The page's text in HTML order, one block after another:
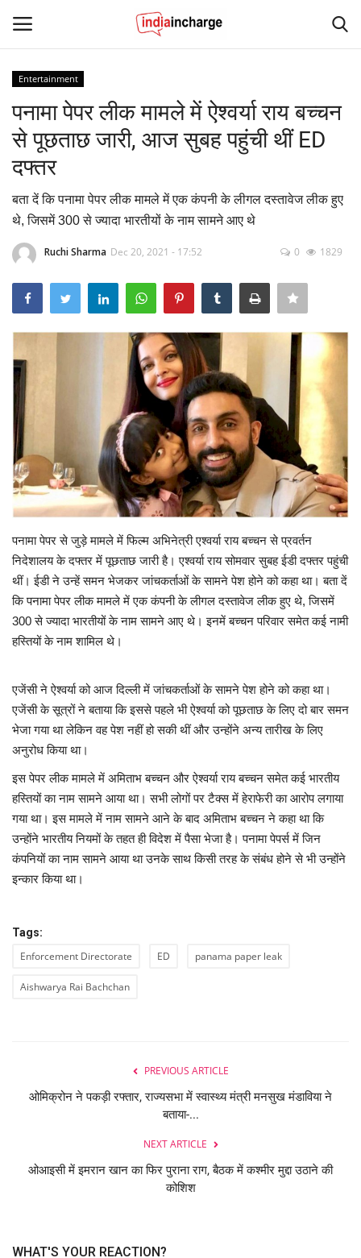
Home
News
Editorial Pick
Viral Videos
Sports
Viral Stories
Health & Wellness
Entertainment
पनामा पेपर लीक मामले में ऐश्वर्या राय बच्चन
से पूछताछ जारी, आज सुबह पहुंची थीं ED
दफ्तर
बता दें कि पनामा पेपर लीक मामले में एक कंपनी के लीगल दस्तावेज लीक हुए
थे, जिसमें 300 से ज्यादा भारतीयों के नाम सामने आए थे
Ruchi Sharma Dec 20, 2021 - 17:52 0 1829
पनामा पेपर से जुड़े मामले में फिल्म अभिनेत्री एश्वर्या राय बच्चन से प्रवर्तन
निदेशालय के दफ्तर में पूछताछ जारी है। एश्वर्या राय सोमवार सुबह ईडी दफ्तर पहुंची
थीं। ईडी ने उन्हें समन भेजकर जांचकर्ताओं के सामने पेश होने को कहा था। बता दें
कि पनामा पेपर लीक मामले में एक कंपनी के लीगल दस्तावेज लीक हुए थे, जिसमें
300 से ज्यादा भारतीयों के नाम सामने आए थे। इनमें बच्चन परिवार समेत कई नामी
हस्तियों के नाम शामिल थे।
एजेंसी ने ऐश्वर्या को आज दिल्ली में जांचकर्ताओं के सामने पेश होने को कहा था।
एजेंसी के सूत्रों ने बताया कि इससे पहले भी ऐश्वर्या को पूछताछ के लिए दो बार समन
भेजा गया था लेकिन वह पेश नहीं हो सकी थीं और उन्होंने अन्य तारीख के लिए
अनुरोध किया था।
इस पेपर लीक मामले में अमिताभ बच्चन और ऐश्वर्या राय बच्चन समेत कई भारतीय
हस्तियों का नाम सामने आया था। सभी लोगों पर टैक्स में हेराफेरी का आरोप लगाया
गया था। इस मामले में नाम सामने आने के बाद अमिताभ बच्चन ने कहा था कि
उन्होंने भारतीय नियमों के तहत ही विदेश में पैसा भेजा है। पनामा पेपर्स में जिन
कंपनियों का नाम सामने आया था उनके साथ किसी तरह के संबंध होने से भी उन्होंने
इन्कार किया था।
Tags:
Enforcement Directorate ED panama paper leak
Aishwarya Rai Bachchan
PREVIOUS ARTICLE
ओमिक्रोन ने पकड़ी रफ्तार, राज्यसभा में स्वास्थ्य मंत्री मनसुख मंडाविया ने
बताया-...
NEXT ARTICLE
ओआइसी में इमरान खान का फिर पुराना राग, बैठक में कश्मीर मुद्दा उठाने की
कोशिश
WHAT'S YOUR REACTION?